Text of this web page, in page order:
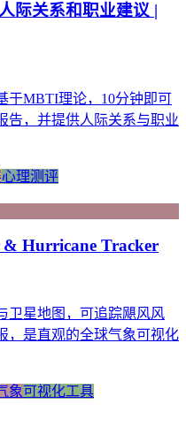
际关系和职业建议 |
于MBTI理论，10分钟即可
告，并提供人际关系与职业
心理测评
Hurricane Tracker
卫星地图，可追踪飓风风
，是直观的全球气象可视化
象可视化工具